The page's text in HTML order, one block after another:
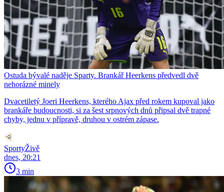
Ostuda bývalé naděje Sparty. Brankář Heerkens předvedl dvě
nehorázné minely
Dvacetiletý Joeri Heerkens, kterého Ajax před rokem kupoval jako
brankáře budoucnosti, si za šest srpnových dnů připsal dvě trapné
chyby, jednu v přípravě, druhou v ostrém zápase.
SportyŽivě
dnes, 20:21
3 min